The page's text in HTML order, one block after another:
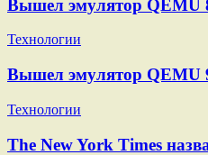
Вышел эмулятор QEMU
Технологии
Вышел эмулятор QEMU
Технологии
The New York Times